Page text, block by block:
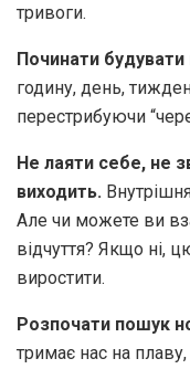
тривоги.
Починати будувати
годину, день,
перестрибуючи
Не лаяти себе, не
виходить.
Але чи можете ви
відчуття? Якщо ні,
виростити.
Розпочати пошук
тримає нас на